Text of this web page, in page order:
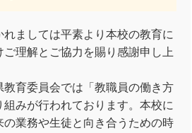
ましては平素より本校の教育に
理解とご協力を賜り感謝申し上
教育委員会では「教職員の働き方
みが行われております。本校に
の業務や生徒と向き合うための時